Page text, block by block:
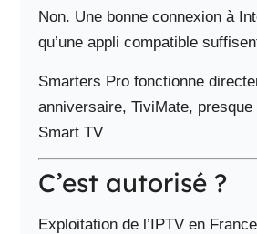
Non. Une bonne connexion à
qu’une appli compatible
Smarters Pro fonctionne
anniversaire, TiviMate,
Smart TV
C’est autorisé ?
Exploitation de l’IPTV en France